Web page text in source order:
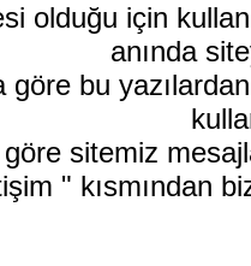
olduğu için
anında
göre bu
göre sitemiz
" kısmından